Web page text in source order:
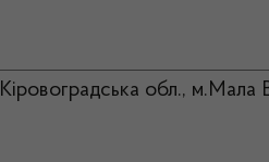
Кіровоградська обл.,